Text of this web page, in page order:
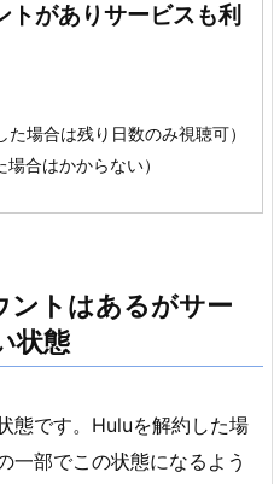
トがありサービスも利
場合は残り日数のみ視聴可）
合はかからない）
ントはあるがサー
状態
態です。Huluを解約した場
一部でこの状態になるよう